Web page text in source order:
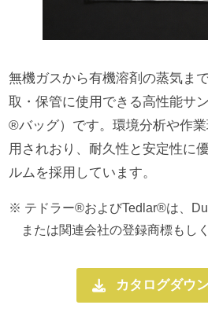
無機ガスから有機溶剤の蒸気ま
取・保管に使用できる高性能サ
®バッグ）です。環境分析や作
用されおり、耐久性と安定性に
ルムを採用しています。
テドラー®およびTedlar®は、
または関連会社の登録商標もし
カタログダウ